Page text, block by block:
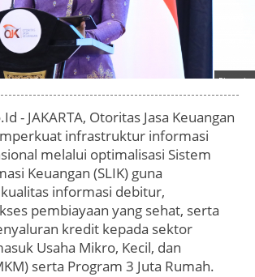
Photo by
- JAKARTA, Otoritas Jasa Keuangan
infrastruktur informasi
melalui optimalisasi Sistem
Keuangan (SLIK) guna
informasi debitur,
pembiayaan yang sehat, serta
kredit kepada sektor
Usaha Mikro, Kecil, dan
serta Program 3 Juta Rumah.